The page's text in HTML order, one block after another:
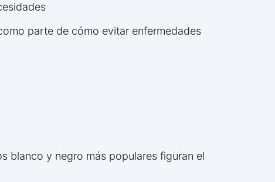
parte de cómo evitar enfermedades
blanco y negro más populares figuran el